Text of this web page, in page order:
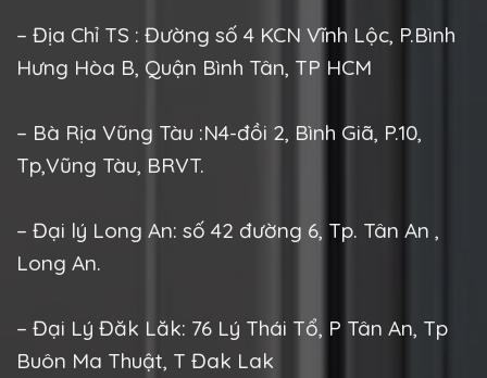
– Địa Chỉ TS : Đường số 4 KCN Vĩnh Lộc, P.Bình
Hưng Hòa B, Quận Bình Tân, TP HCM
– Bà Rịa Vũng Tàu :N4-đồi 2, Bình Giã, P.10,
Tp,Vũng Tàu, BRVT.
– Đại lý Long An: số 42 đường 6, Tp. Tân An ,
Long An.
– Đại Lý Đăk Lăk: 76 Lý Thái Tổ, P Tân An, Tp
Buôn Ma Thuật, T Đak Lak